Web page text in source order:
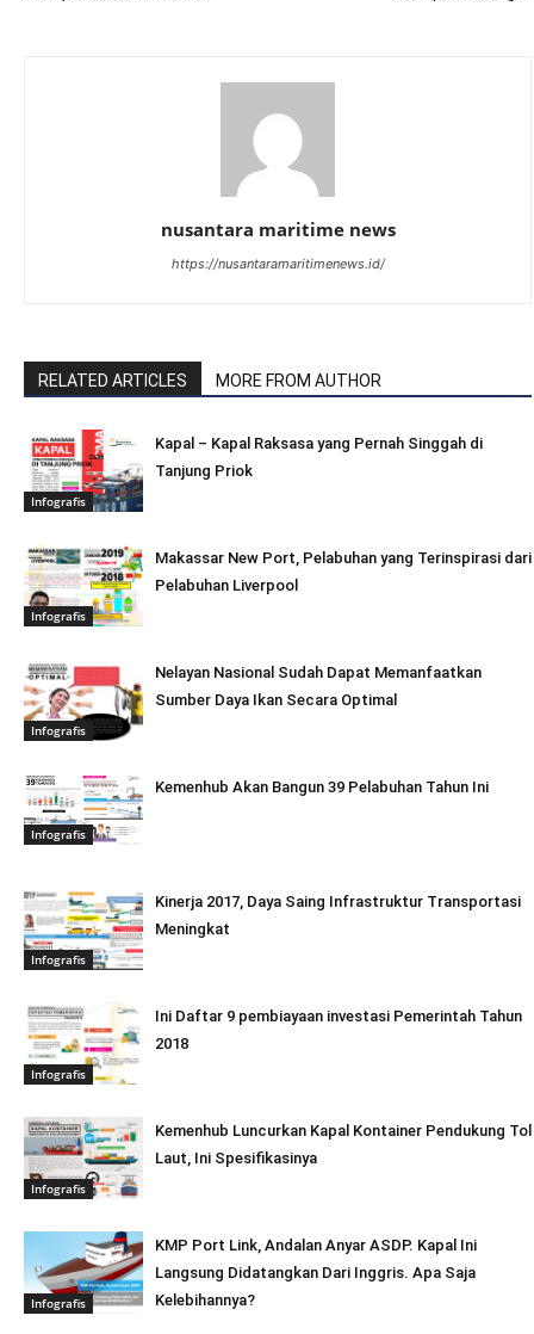
nusantara maritime news
https://nusantaramaritimenews.id/
RELATED ARTICLES MORE FROM AUTHOR
Infografis
Kapal – Kapal Raksasa yang Pernah Singgah di
Tanjung Priok
Infografis
Makassar New Port, Pelabuhan yang Terinspirasi dari
Pelabuhan Liverpool
Infografis
Nelayan Nasional Sudah Dapat Memanfaatkan
Sumber Daya Ikan Secara Optimal
Infografis
Kemenhub Akan Bangun 39 Pelabuhan Tahun Ini
Infografis
Kinerja 2017, Daya Saing Infrastruktur Transportasi
Meningkat
Infografis
Ini Daftar 9 pembiayaan investasi Pemerintah Tahun
2018
Infografis
Kemenhub Luncurkan Kapal Kontainer Pendukung Tol
Laut, Ini Spesifikasinya
Infografis
KMP Port Link, Andalan Anyar ASDP. Kapal Ini
Langsung Didatangkan Dari Inggris. Apa Saja
Kelebihannya?